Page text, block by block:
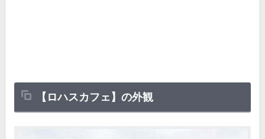
【ロハスカフェ】の外観